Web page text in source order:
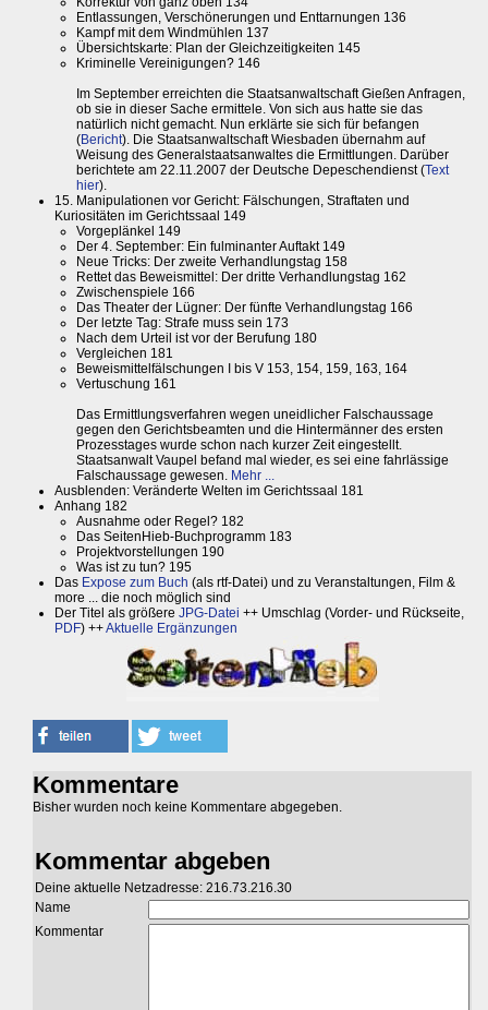
Entlassungen, Verschönerungen und Enttarnungen 136
Kampf mit dem Windmühlen 137
Übersichtskarte: Plan der Gleichzeitigkeiten 145
Kriminelle Vereinigungen? 146
Im September erreichten die Staatsanwaltschaft Gießen Anfragen,
ob sie in dieser Sache ermittele. Von sich aus hatte sie das
natürlich nicht gemacht. Nun erklärte sie sich für befangen
(Bericht). Die Staatsanwaltschaft Wiesbaden übernahm auf
Weisung des Generalstaatsanwaltes die Ermittlungen. Darüber
berichtete am 22.11.2007 der Deutsche Depeschendienst (Text
hier).
15. Manipulationen vor Gericht: Fälschungen, Straftaten und
Kuriositäten im Gerichtssaal 149
Vorgeplänkel 149
Der 4. September: Ein fulminanter Auftakt 149
Neue Tricks: Der zweite Verhandlungstag 158
Rettet das Beweismittel: Der dritte Verhandlungstag 162
Zwischenspiele 166
Das Theater der Lügner: Der fünfte Verhandlungstag 166
Der letzte Tag: Strafe muss sein 173
Nach dem Urteil ist vor der Berufung 180
Vergleichen 181
Beweismittelfälschungen I bis V 153, 154, 159, 163, 164
Vertuschung 161
Das Ermittlungsverfahren wegen uneidlicher Falschaussage
gegen den Gerichtsbeamten und die Hintermänner des ersten
Prozesstages wurde schon nach kurzer Zeit eingestellt.
Staatsanwalt Vaupel befand mal wieder, es sei eine fahrlässige
Falschaussage gewesen. Mehr ...
Ausblenden: Veränderte Welten im Gerichtssaal 181
Anhang 182
Ausnahme oder Regel? 182
Das SeitenHieb-Buchprogramm 183
Projektvorstellungen 190
Was ist zu tun? 195
Das Expose zum Buch (als rtf-Datei) und zu Veranstaltungen, Film &
more ... die noch möglich sind
Der Titel als größere JPG-Datei ++ Umschlag (Vorder- und Rückseite,
PDF) ++Aktuelle Ergänzungen
Kommentare
Bisher wurden noch keine Kommentare abgegeben.
Kommentar abgeben
Deine aktuelle Netzadresse: 216.73.216.30
Name
Kommentar